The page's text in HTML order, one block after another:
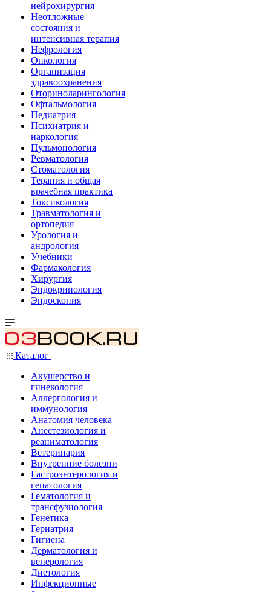
нейрохирургия
Неотложные
состояния и
интенсивная терапия
Нефрология
Онкология
Организация
здравоохранения
Оториноларингология
Офтальмология
Педиатрия
Психиатрия и
наркология
Пульмонология
Ревматология
Стоматология
Терапия и общая
врачебная практика
Токсикология
Травматология и
ортопедия
Урология и
андрология
Учебники
Фармакология
Хирургия
Эндокринология
Эндоскопия
Каталог
Акушерство и
гинекология
Аллергология и
иммунология
Анатомия человека
Анестезиология и
реаниматология
Ветеринария
Внутренние болезни
Гастроэнтерология и
гепатология
Гематология и
трансфузиология
Генетика
Гериатрия
Гигиена
Дерматология и
венерология
Диетология
Инфекционные